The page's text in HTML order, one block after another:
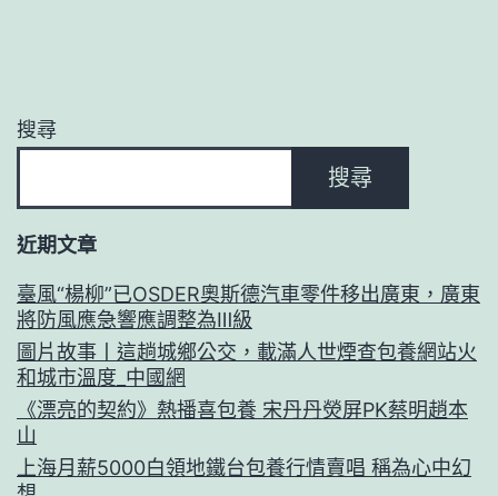
搜尋
搜尋
近期文章
臺風“楊柳”已OSDER奧斯德汽車零件移出廣東，廣東
將防風應急響應調整為Ⅲ級
圖片故事丨這趟城鄉公交，載滿人世煙查包養網站火
和城市溫度_中國網
《漂亮的契約》熱播喜包養 宋丹丹熒屏PK蔡明趙本
山
上海月薪5000白領地鐵台包養行情賣唱 稱為心中幻